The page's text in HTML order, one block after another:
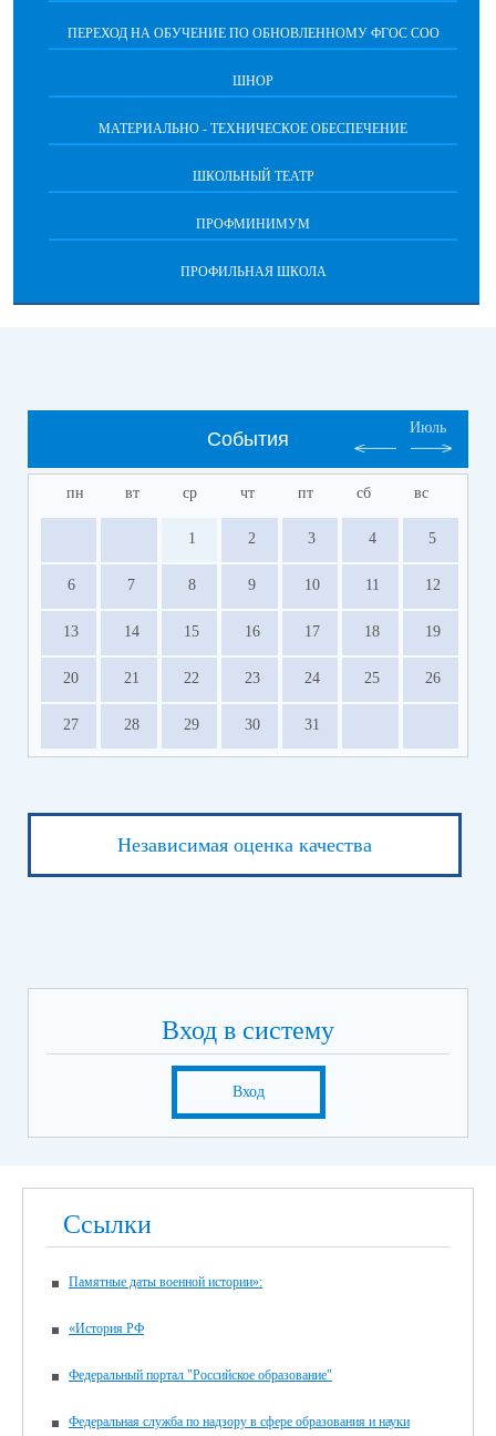
ПЕРЕХОД НА ОБУЧЕНИЕ ПО ОБНОВЛЕННОМУ ФГОС СОО
ШНОР
МАТЕРИАЛЬНО - ТЕХНИЧЕСКОЕ ОБЕСПЕЧЕНИЕ
ШКОЛЬНЫЙ ТЕАТР
ПРОФМИНИМУМ
ПРОФИЛЬНАЯ ШКОЛА
События
Июль
пн вт ср чт пт сб вс
1 2 3 4 5
6 7 8 9 10 11 12
13 14 15 16 17 18 19
20 21 22 23 24 25 26
27 28 29 30 31
Независимая оценка качества
Вход в систему
Вход
Ссылки
Памятные даты военной истории»:
«История РФ
Федеральный портал "Российское образование"
Федеральная служба по надзору в сфере образования и науки